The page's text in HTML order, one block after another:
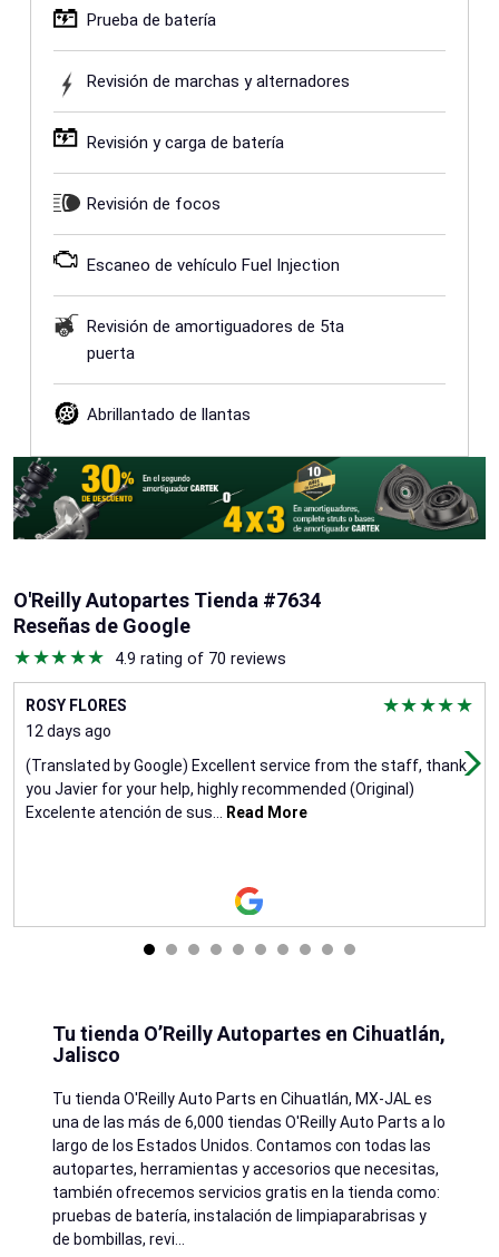
Prueba de batería
Revisión de marchas y alternadores
Revisión y carga de batería
Revisión de focos
Escaneo de vehículo Fuel Injection
Revisión de amortiguadores de 5ta
puerta
Abrillantado de llantas
O'Reilly Autopartes Tienda #7634
Reseñas de Google
4.9 rating of 70 reviews
ROSY FLORES
12 days ago
(Translated by Google) Excellent service from the staff, thank
you Javier for your help, highly recommended (Original)
Excelente atención de sus... Read More
Tu tienda O’Reilly Autopartes en Cihuatlán,
Jalisco
Tu tienda O'Reilly Auto Parts en Cihuatlán, MX-JAL es
una de las más de 6,000 tiendas O'Reilly Auto Parts a lo
largo de los Estados Unidos. Contamos con todas las
autopartes, herramientas y accesorios que necesitas,
también ofrecemos servicios gratis en la tienda como:
pruebas de batería, instalación de limpiaparabrisas y
de bombillas, revi...